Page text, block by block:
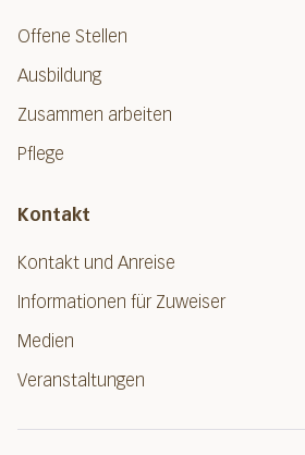
Offene Stellen
Ausbildung
Zusammen arbeiten
Pflege
Kontakt
Kontakt und Anreise
Informationen für Zuweiser
Medien
Veranstaltungen